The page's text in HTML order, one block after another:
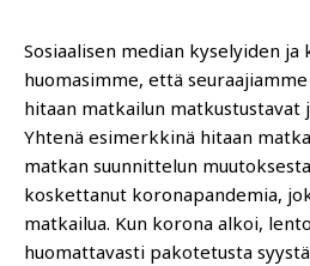
Sosiaalisen median kyselyiden
huomasimme, että
hitaan matkailun matkustustavat
Yhtenä esimerkkinä hitaan
matkan suunnittelun
koskettanut koronapandemia,
matkailua. Kun korona alkoi,
huomattavasti pakotetusta